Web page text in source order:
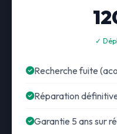
✓
Recherche fuite
Réparation
Garantie 5 ans sur